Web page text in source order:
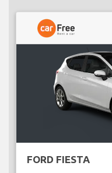
FORD FIESTA